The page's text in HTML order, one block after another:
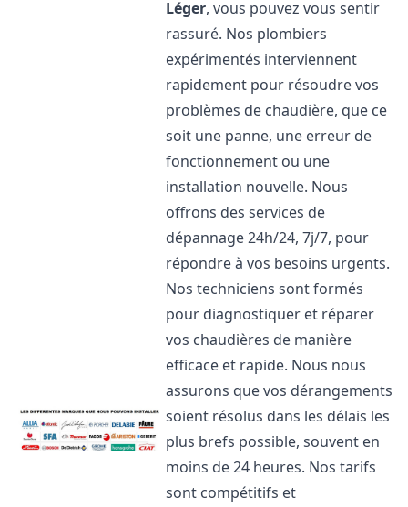
Léger, vous pouvez vous sentir
rassuré. Nos plombiers
expérimentés interviennent
rapidement pour résoudre vos
problèmes de chaudière, que ce
soit une panne, une erreur de
fonctionnement ou une
installation nouvelle. Nous
offrons des services de
dépannage 24h/24, 7j/7, pour
répondre à vos besoins urgents.
Nos techniciens sont formés
pour diagnostiquer et réparer
vos chaudières de manière
efficace et rapide. Nous nous
assurons que vos dérangements
soient résolus dans les délais les
plus brefs possible, souvent en
moins de 24 heures. Nos tarifs
sont compétitifs et